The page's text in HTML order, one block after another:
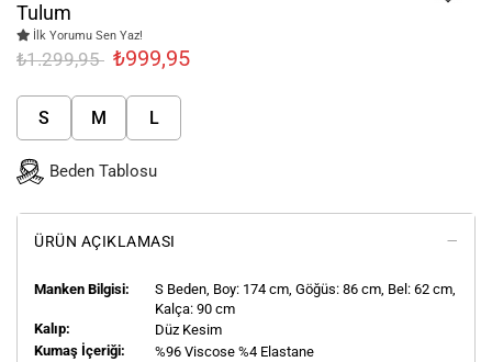
Tulum
İlk Yorumu Sen Yaz!
₺1.299,95 ₺999,95
S M L
Beden Tablosu
ÜRÜN AÇIKLAMASI
Manken Bilgisi: S Beden, Boy: 174 cm, Göğüs: 86 cm, Bel: 62 cm,
Kalça: 90 cm
Kalıp:
Düz Kesim
Kumaş İçeriği:
%96 Viscose %4 Elastane